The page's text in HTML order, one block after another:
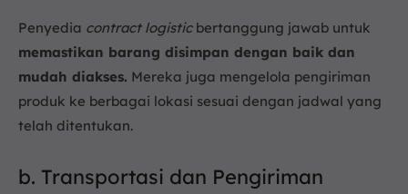
Penyedia contract logisticbertanggung jawab untuk
memastikan barang disimpan dengan baik dan
mudah diakses. Mereka juga mengelola pengiriman
produk ke berbagai lokasi sesuai dengan jadwal yang
telah ditentukan.
b. Transportasi dan Pengiriman